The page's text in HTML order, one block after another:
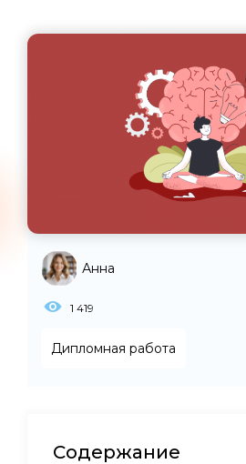
Анна
1 419
Дипломная работа
Содержание